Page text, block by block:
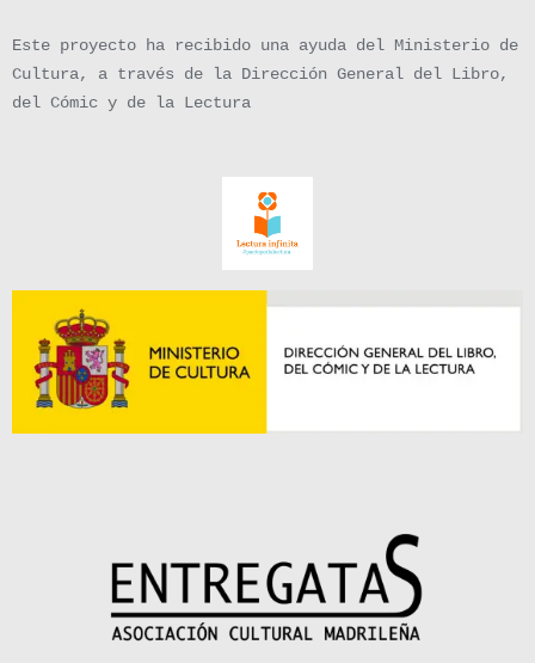
Este proyecto ha recibido una ayuda del Ministerio de
Cultura, a través de la Dirección General del Libro,
del Cómic y de la Lectura